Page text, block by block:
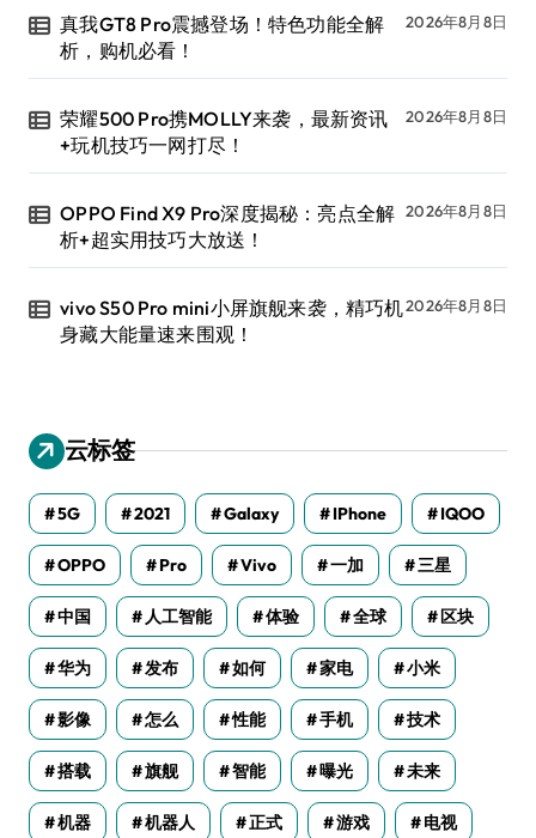
真我GT8 Pro震撼登场！特色功能全解
析，购机必看！
2026年8月8日
荣耀500 Pro携MOLLY来袭，最新资讯
+玩机技巧一网打尽！
2026年8月8日
OPPO Find X9 Pro深度揭秘：亮点全解
析+超实用技巧大放送！
2026年8月8日
vivo S50 Pro mini小屏旗舰来袭，精巧机
身藏大能量速来围观！
2026年8月8日
云标签
5G 2021 Galaxy IPhone IQOO
OPPO Pro Vivo 一加 三星
中国 人工智能 体验 全球 区块
华为 发布 如何 家电 小米
影像 怎么 性能 手机 技术
搭载 旗舰 智能 曝光 未来
机器 机器人 正式 游戏 电视